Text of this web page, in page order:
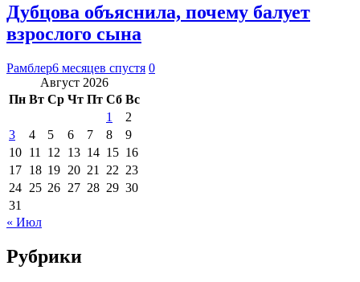
Дубцова объяснила, почему балует
взрослого сына
Рамблер6 месяцев спустя 0
Август 2026
Пн Вт Ср Чт Пт Сб Вс
1
2
3
4 5 6 7 8
9
10 11 12 13 14 15 16
17 18 19 20 21 22 23
24 25 26 27 28 29 30
31
« Июл
Рубрики